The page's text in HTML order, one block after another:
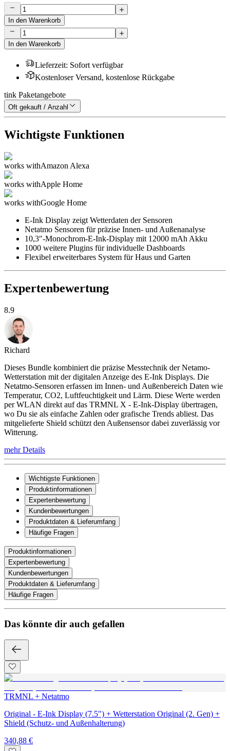
In den Warenkorb
In den Warenkorb
Lieferzeit: Sofort verfügbar
Kostenloser Versand, kostenlose Rückgabe
tink Paketangebote
Oft gekauft / Anzahl
Wichtigste Funktionen
works withAmazon Alexa
works withApple Home
works withGoogle Home
E-Ink Display zeigt Wetterdaten der Sensoren
Netatmo Sensoren für präzise Innen- und Außenanalyse
10,3″-Monochrom-E-Ink-Display mit 12000 mAh Akku
1000 weitere Plugins für individuelle Dashboards
Flexibel erweiterbares System für Haus und Garten
Expertenbewertung
8.9
Richard
Dieses Bundle kombiniert die präzise Messtechnik der Netamo-
Wetterstation mit der digitalen Anzeige des E-Ink Displays. Die
Netatmo-Sensoren erfassen im Innen- und Außenbereich Daten wie
Temperatur, CO2, Luftfeuchtigkeit und Lärm. Diese Werte werden
per WLAN direkt auf das TRMNL X - E-Ink-Display übertragen,
wo Du sie als einfache Zahlen oder grafische Trends abliest. Das
mitgelieferte Shield schützt den Außensensor dabei zuverlässig vor
Witterung.
mehr Details
Wichtigste Funktionen
Produktinformationen
Expertenbewertung
Kundenbewertungen
Produktdaten & Lieferumfang
Häufige Fragen
Produktinformationen
Expertenbewertung
Kundenbewertungen
Produktdaten & Lieferumfang
Häufige Fragen
Das könnte dir auch gefallen
TRMNL + Netatmo
Original - E-Ink Display (7.5") + Wetterstation Original (2. Gen) +
Shield (Schutz- und Außenhalterung)
340,88 €